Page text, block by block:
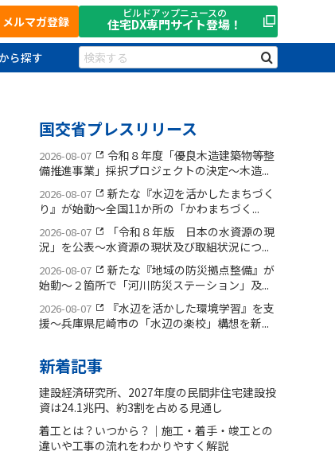
メルマガ登録
ビルドアップニュースの
住宅DX専門サイト登場！
国交省プレスリリース
2026-08-07
令和８年度「優良木造建築物等整
備推進事業」採択プロジェクトの決定〜木造...
2026-08-07
新たな『水辺を活かしたまちづく
り』が始動〜全国11か所の「かわまちづく...
2026-08-07
「令和８年版 日本の水資源の現
況」を公表〜水資源の現状及び取組状況につ...
2026-08-07
新たな『地域の防災拠点整備』が
始動〜２箇所で「河川防災ステーション」及...
2026-08-07
『水辺を活かした環境学習』を支
援〜兵庫県尼崎市の「水辺の楽校」構想を新...
新着記事
建設経済研究所、2027年度の民間非住宅建設投
資は24.1兆円、約3割を占める見通し
着工とは？いつから？｜施工・着手・竣工との
違いや工事の流れをわかりやすく解説